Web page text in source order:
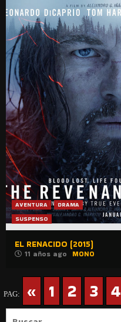
AVENTURA
DRAMA
SUSPENSO
EL RENACIDO (2015)
11 años ago MONO
PAG: « 1 2 3 4